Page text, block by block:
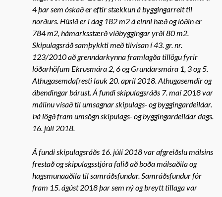
4 þar sem óskað er eftir stækkun á byggingarreit til
norðurs. Húsið er í dag 182 m2 á einni hæð og lóðin er
784 m2, hámarksstærð viðbyggingar yrði 80 m2.
Skipulagsráð samþykkti með tilvísan í 43. gr. nr.
123/2010 að grenndarkynna framlagða tillögu fyrir
lóðarhöfum Ekrusmára 2, 6 og Grundarsmára 1, 3 og 5.
Athugasemdafresti lauk 20. apríl 2018. Athugasemdir og
ábendingar bárust. Á fundi skipulagsráðs 7. maí 2018 var
málinu vísað til umsagnar skipulags- og byggingardeildar.
Þá lögð fram umsögn skipulags- og byggingardeildar dags.
16. júlí 2018.
Á fundi skipulagsráðs 16. júlí 2018 var afgreiðslu málsins
frestað og skipulagsstjóra falið að boða málsaðila og
hagsmunaaðila til samráðsfundar. Samráðsfundur fór
fram 15. ágúst 2018 þar sem ný og breytt tillaga var